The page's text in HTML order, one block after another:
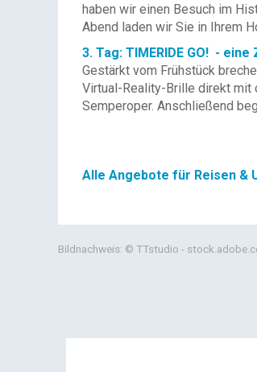
haben wir einen Besuch im
Abend laden wir Sie in Ihrem
3. Tag: TIMERIDE GO! -
Gestärkt vom Frühstück
Virtual-Reality-Brille direkt mit
Semperoper. Anschließend
Alle Angebote für Reisen &
Bildnachweis: © TTstudio -